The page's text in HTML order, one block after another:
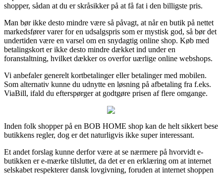
shopper, sådan at du er skråsikker på at få fat i den billigste pris.
Man bør ikke desto mindre være så påvagt, at når en butik på nettet
markedsfører varer for en udsalgspris som er mystisk god, så bør det
undertiden være en varsel om en snydagtig online shop. Køb med
betalingskort er ikke desto mindre dækket ind under en
foranstaltning, hvilket dækker os overfor uærlige online webshops.
Vi anbefaler generelt kortbetalinger eller betalinger med mobilen.
Som alternativ kunne du udnytte en løsning på afbetaling fra f.eks.
ViaBill, ifald du efterspørger at godtgøre prisen af flere omgange.
Inden folk shopper på en BOB HOME shop kan de helt sikkert bese
butikkens regler, dog er det naturligvis ikke super interessant.
Et andet forslag kunne derfor være at se nærmere på hvorvidt e-
butikken er e-mærke tilsluttet, da det er en erklæring om at internet
selskabet respekterer dansk lovgivning, foruden at internet shoppen